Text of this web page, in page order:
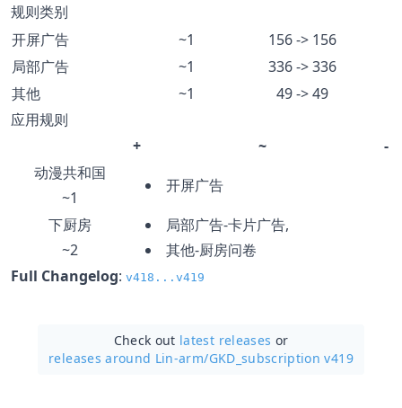
规则类别
开屏广告
~1
156 -> 156
局部广告
~1
336 -> 336
其他
~1
49 -> 49
应用规则
+
~
-
动漫共和国
~1
开屏广告
下厨房
~2
局部广告-卡片广告,
其他-厨房问卷
Full Changelog: v418...v419
Check out latest releases or
releases around Lin-arm/GKD_subscription v419